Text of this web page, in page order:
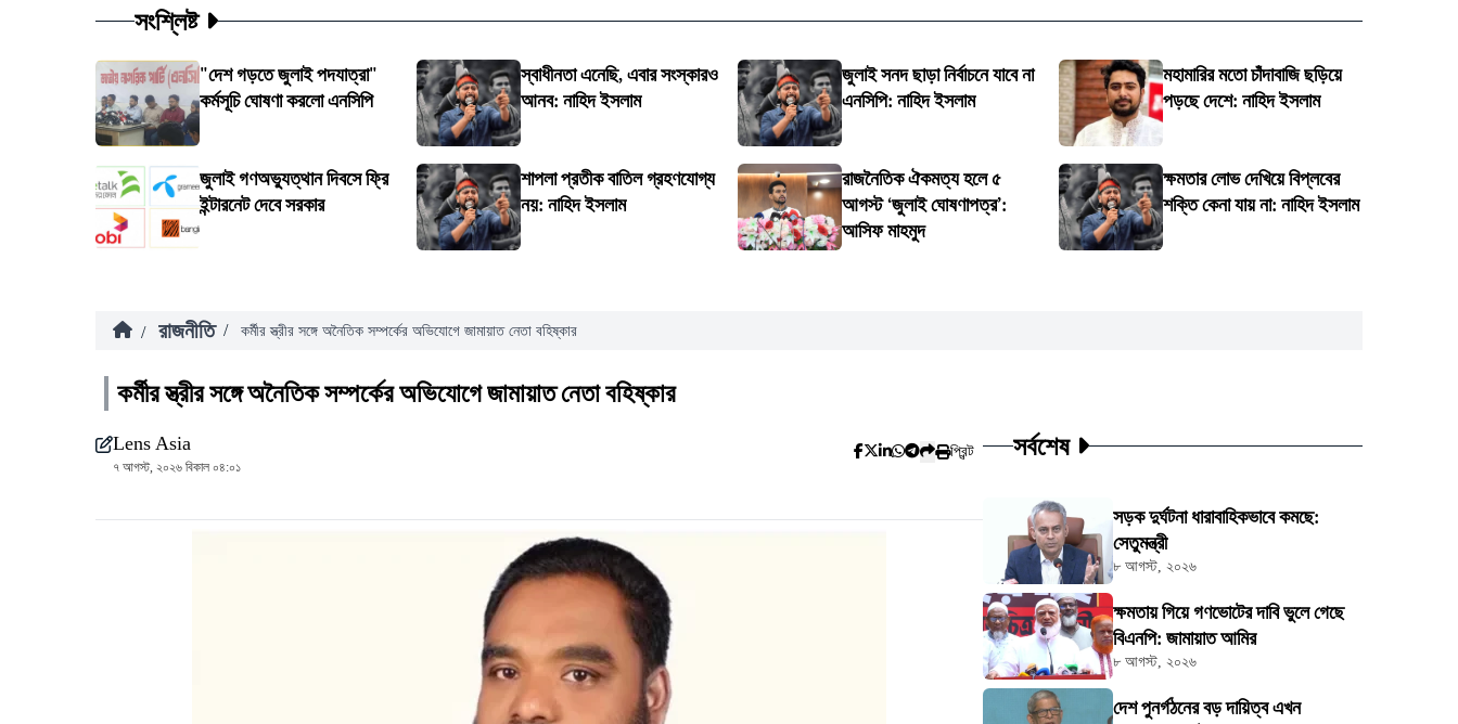
সংশ্লিষ্ট
"দেশ গড়তে জুলাই পদযাত্রা"
কর্মসূচি ঘোষণা করলো এনসিপি
স্বাধীনতা এনেছি, এবার সংস্কারও
আনব: নাহিদ ইসলাম
জুলাই সনদ ছাড়া নির্বাচনে যাবে না
এনসিপি: নাহিদ ইসলাম
মহামারির মতো চাঁদাবাজি ছড়িয়ে
পড়ছে দেশে: নাহিদ ইসলাম
জুলাই গণঅভ্যুত্থান দিবসে ফ্রি
ইন্টারনেট দেবে সরকার
শাপলা প্রতীক বাতিল গ্রহণযোগ্য
নয়: নাহিদ ইসলাম
রাজনৈতিক ঐকমত্য হলে ৫
আগস্ট ‘জুলাই ঘোষণাপত্র’:
আসিফ মাহমুদ
ক্ষমতার লোভ দেখিয়ে বিপ্লবের
শক্তি কেনা যায় না: নাহিদ ইসলাম
/ রাজনীতি / কর্মীর স্ত্রীর সঙ্গে অনৈতিক সম্পর্কের অভিযোগে জামায়াত নেতা বহিষ্কার
কর্মীর স্ত্রীর সঙ্গে অনৈতিক সম্পর্কের অভিযোগে জামায়াত নেতা বহিষ্কার
Lens Asia
৭ আগস্ট, ২০২৬ বিকাল ০৪:০১
প্রিন্ট সর্বশেষ
সড়ক দুর্ঘটনা ধারাবাহিকভাবে কমছে:
সেতুমন্ত্রী
৮ আগস্ট, ২০২৬
ক্ষমতায় গিয়ে গণভোটের দাবি ভুলে গেছে
বিএনপি: জামায়াত আমির
৮ আগস্ট, ২০২৬
দেশ পুনর্গঠনের বড় দায়িত্ব এখন